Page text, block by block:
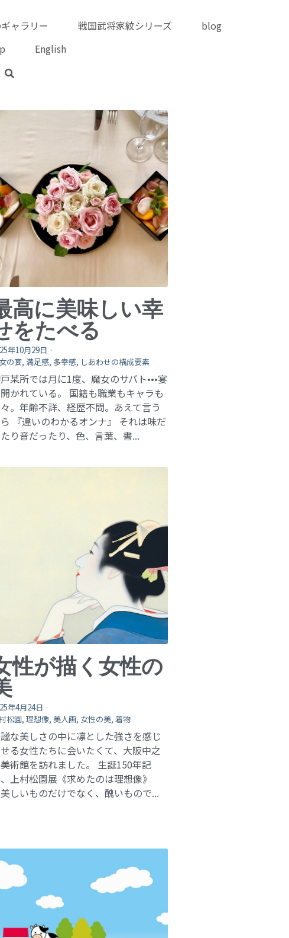
迷った時のギャラリー
シリーズ
高に美味しい幸
をたべる
年10月29日 ·
の宴, 満足感, 多幸感, しあわせの構成要素
某所では月に1度、魔女のサバト•••宴
かれている。 国籍も職業もキャラも
。年齢不詳、経歴不問。あえて言う
『違いのわかるオンナ』 それは味だ
り音だったり、色、言葉、書...
性が描く女性の
年4月24日 ·
松園, 理想像, 美人画, 女性の美, 着物
な美しさの中に凛とした強さを感じ
る女性たちに会いたくて、大阪中之
術館を訪れました。 生誕150年記
上村松園展《求めたのは理想像》
美しいものだけでなく、醜いもので...